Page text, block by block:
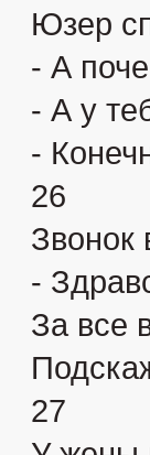
Юзер
- А
- А у
-
26
Звонок
-
За все
27